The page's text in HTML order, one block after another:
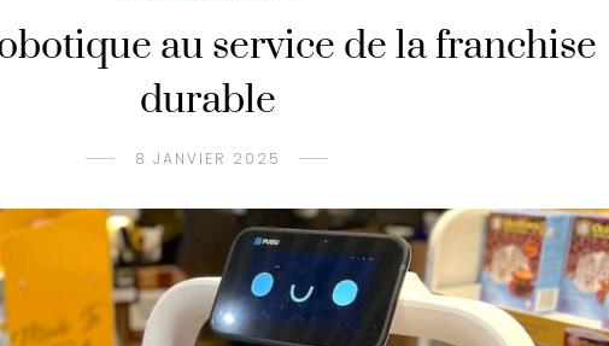
au service de la franchise
durable
8 JANVIER 2025